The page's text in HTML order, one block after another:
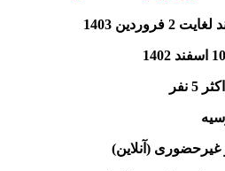
5 نفر
(آنلاین)